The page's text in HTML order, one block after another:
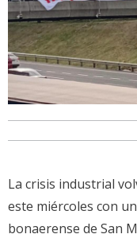
La crisis industrial
este miércoles con
bonaerense de San